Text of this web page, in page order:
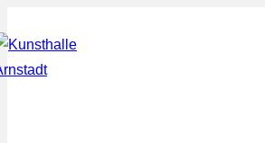
Zum
Inhalt